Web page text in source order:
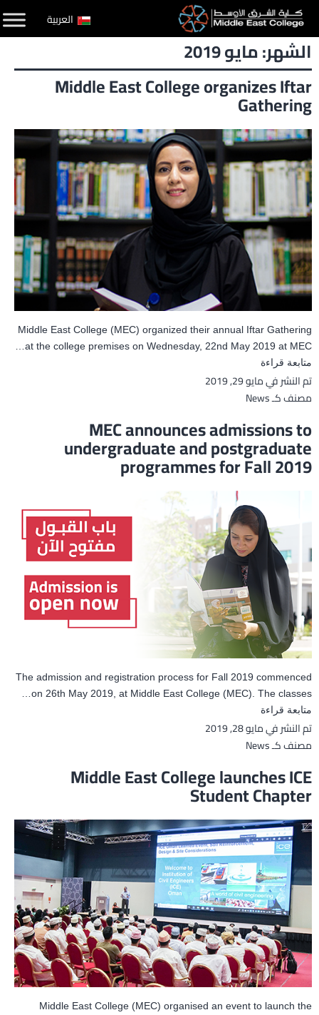
التخطي
المحتوى
العربية
الشهر:مايو 2019
Middle East College organizes Iftar
Gathering
Middle East College (MEC) organized their annual Iftar Gathering
at the college premises on Wednesday, 22nd May 2019 at MEC…
متابعة قراءة
East
College
Iftar
Gathering
تم النشر فيمايو 29, 2019
مصنف كـNews
MEC announces admissions to
undergraduate and postgraduate
programmes for Fall 2019
The admission and registration process for Fall 2019 commenced
on 26th May 2019, at Middle East College (MEC). The classes…
متابعة قراءة
announces
admissions
undergraduate
and
programmes
for
Fall
2019
تم النشر فيمايو 28, 2019
مصنف كـNews
Middle East College launches ICE
Student Chapter
Middle East College (MEC) organised an event to launch the